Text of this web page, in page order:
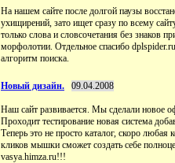
На нашем сайте после долгой паузы
ухищирений, зато ищет сразу по всему
только слова и словсочетания без знаков
морфолотии. Отдельное спасибо
алгоритм поиска.
Новый дизайн. 09.04.2008
Наш сайт развивается. Мы сделали новое
Проходит тестирование новая система
Теперь это не просто каталог, скоро любая
кликов мышки сможет создать себе
vasya.himza.ru!!!